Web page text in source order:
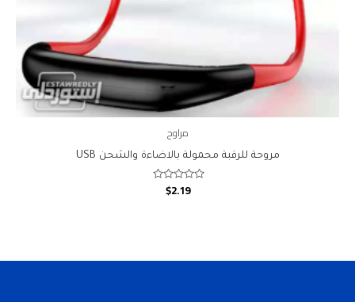
مراوح
مروحة للرقبة محمولة بالاضاءة والشحن USB
Rated
$2.19